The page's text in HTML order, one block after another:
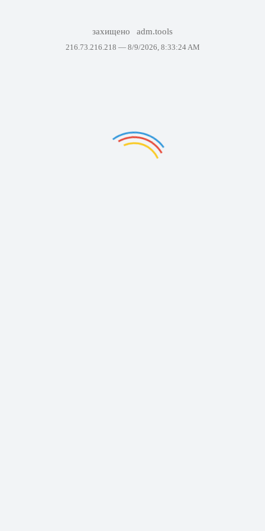
захищено adm.tools
216.73.216.218 — 8/9/2026, 8:33:24 AM